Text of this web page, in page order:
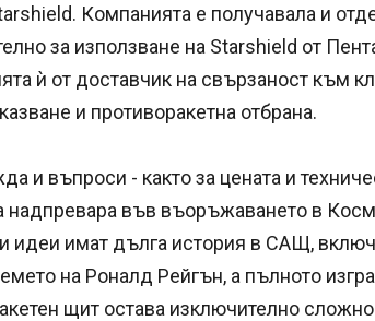
Компанията е получавала и
за използване на Starshield от
ѝ от доставчик на свързаност към
и противоракетна отбрана.
и въпроси - както за цената и
надпревара във въоръжаването в
идеи имат дълга история в САЩ,
на Роналд Рейгън, а пълното
щит остава изключително